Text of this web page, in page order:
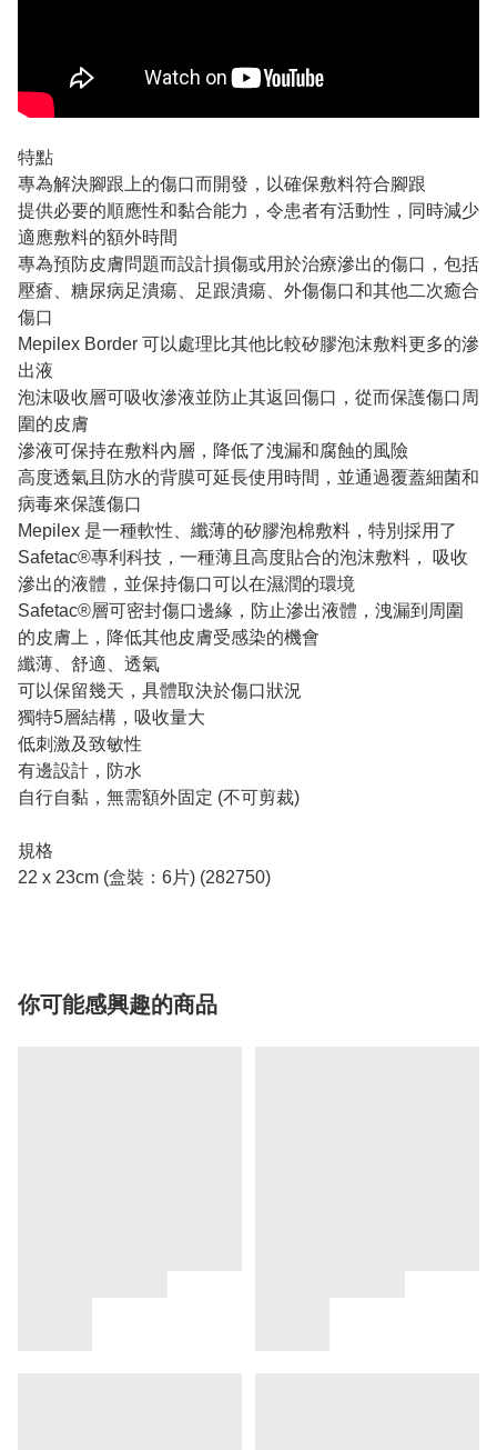
特點
專為解決腳跟上的傷口而開發，以確保敷料符合腳跟
提供必要的順應性和黏合能力，令患者有活動性，同時減少
適應敷料的額外時間
專為預防皮膚問題而設計損傷或用於治療滲出的傷口，包括
壓瘡、糖尿病足潰瘍、足跟潰瘍、外傷傷口和其他二次癒合
傷口
Mepilex Border 可以處理比其他比較矽膠泡沫敷料更多的滲
出液
泡沫吸收層可吸收滲液並防止其返回傷口，從而保護傷口周
圍的皮膚
滲液可保持在敷料內層，降低了洩漏和腐蝕的風險
高度透氣且防水的背膜可延長使用時間，並通過覆蓋細菌和
病毒來保護傷口
Mepilex 是一種軟性、纖薄的矽膠泡棉敷料，特別採用了
Safetac®專利科技，一種薄且高度貼合的泡沫敷料， 吸收
滲出的液體，並保持傷口可以在濕潤的環境
Safetac®層可密封傷口邊緣，防止滲出液體，洩漏到周圍
的皮膚上，降低其他皮膚受感染的機會
纖薄、舒適、透氣
可以保留幾天，具體取決於傷口狀況
獨特5層結構，吸收量大
低刺激及致敏性
有邊設計，防水
自行自黏，無需額外固定 (不可剪裁)
規格
22 x 23cm (盒裝：6片) (282750)
你可能感興趣的商品